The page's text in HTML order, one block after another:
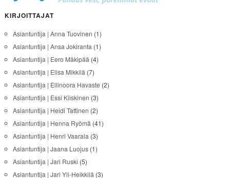
KIRJOITTAJAT
Asiantuntija | Anna Tuovinen (1)
Asiantuntija | Ansa Jokiranta (1)
Asiantuntija | Eero Mäkipää (4)
Asiantuntija | Elisa Mikkilä (7)
Asiantuntija | Ellinoora Havaste (2)
Asiantuntija | Essi Kiiskinen (3)
Asiantuntija | Heidi Tattinen (2)
Asiantuntija | Henna Ryömä (41)
Asiantuntija | Henri Vaarala (3)
Asiantuntija | Jaana Luojus(1)
Asiantuntija | Jari Ruski (5)
Asiantuntija | Jari Yli-Heikkilä (3)